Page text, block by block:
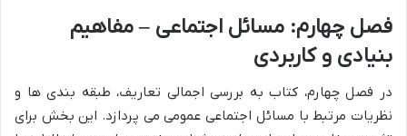
فصل چهارم: مسائل اجتماعی – مفاهیم
بنیادی و کاربردی
در فصل چهارم، کتاب به بررسی اجمالی تعاریف، طبقه بندی ها و
نظریات مرتبط با مسائل اجتماعی عمومی می پردازد. این بخش برای